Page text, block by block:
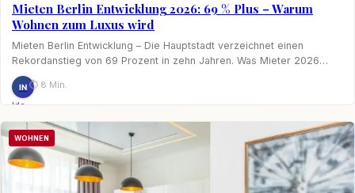
Mieten Berlin Entwicklung 2026: 69 % Plus – Warum
Wohnen zum Luxus wird
Mieten Berlin Entwicklung – Die Hauptstadt verzeichnet einen
Rekordanstieg von 69 Prozent in zehn Jahren. Was Mieter 2026…
IN
Ida
Nagel
⏱ 8 Min.
WOHNEN